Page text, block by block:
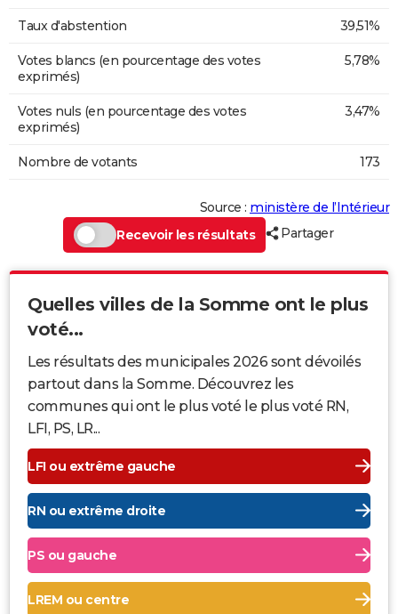
Taux d'abstention 39,51%
Votes blancs (en pourcentage des votes
exprimés)
5,78%
Votes nuls (en pourcentage des votes
exprimés)
3,47%
Nombre de votants 173
Source : ministère de l’Intérieur
Recevoir les résultats
Partager
Quelles villes de la Somme ont le plus
voté...
Les résultats des municipales 2026 sont dévoilés
partout dans la Somme. Découvrez les
communes qui ont le plus voté le plus voté RN,
LFI, PS, LR...
LFI ou extrême gauche
RN ou extrême droite
PS ou gauche
LREM ou centre